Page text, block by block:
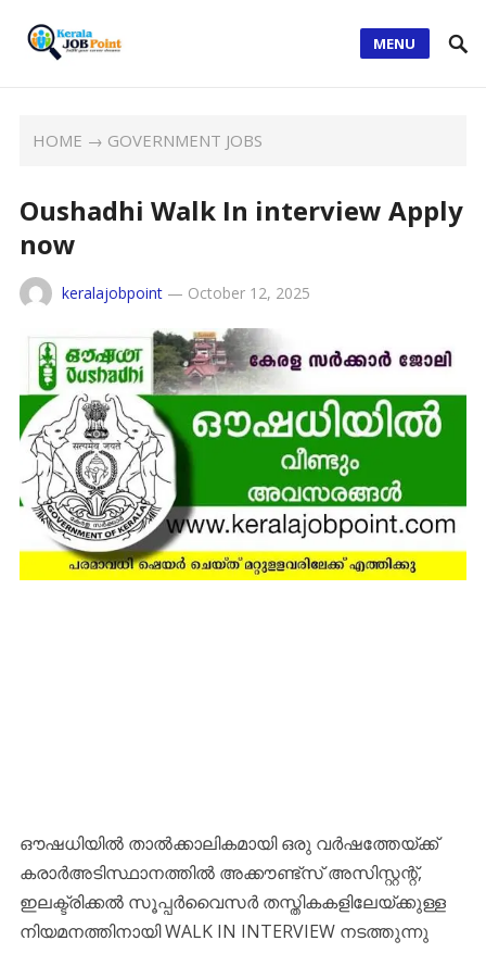
MENU
HOME → GOVERNMENT JOBS
Oushadhi Walk In interview Apply
now
keralajobpoint— October 12, 2025
ഔഷധിയിൽ താൽക്കാലികമായി ഒരു വർഷത്തേയ്ക്ക്
കരാർഅടിസ്ഥാനത്തിൽ അക്കൗണ്ട്സ് അസിസ്റ്റന്റ്,
ഇലക്ട്രിക്കൽ സൂപ്പർവൈസർ തസ്ത‌ികകളിലേയ്ക്കുള്ള
നിയമനത്തിനായി WALK IN INTERVIEW നടത്തുന്നു